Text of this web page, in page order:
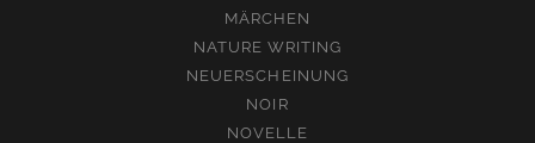
MÄRCHEN
NATURE WRITING
NEUERSCHEINUNG
NOIR
NOVELLE